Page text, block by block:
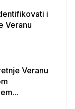
i
Veranu
Veranu